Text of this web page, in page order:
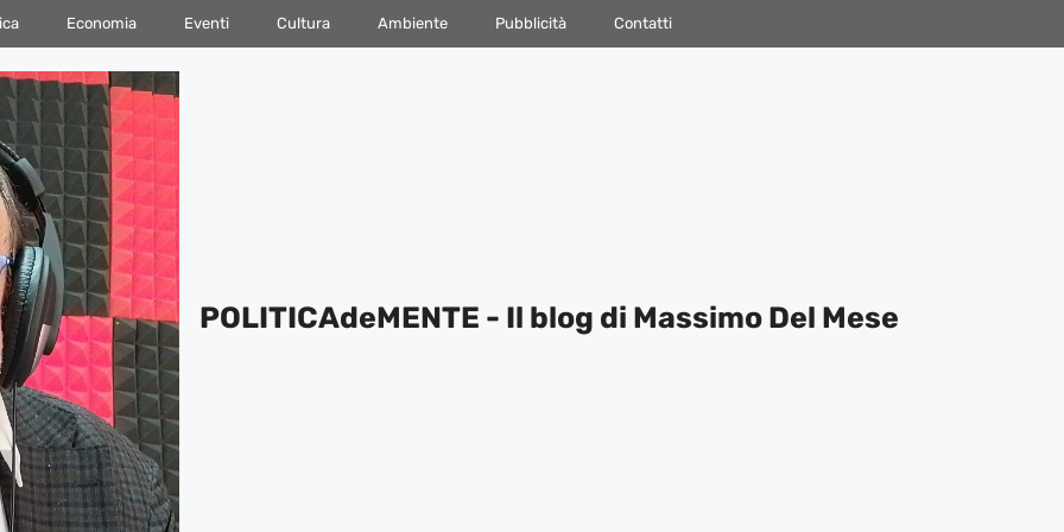
Economia Eventi Cultura Ambiente Pubblicità Contatti
POLITICAdeMENTE - Il blog di Massimo Del Mese